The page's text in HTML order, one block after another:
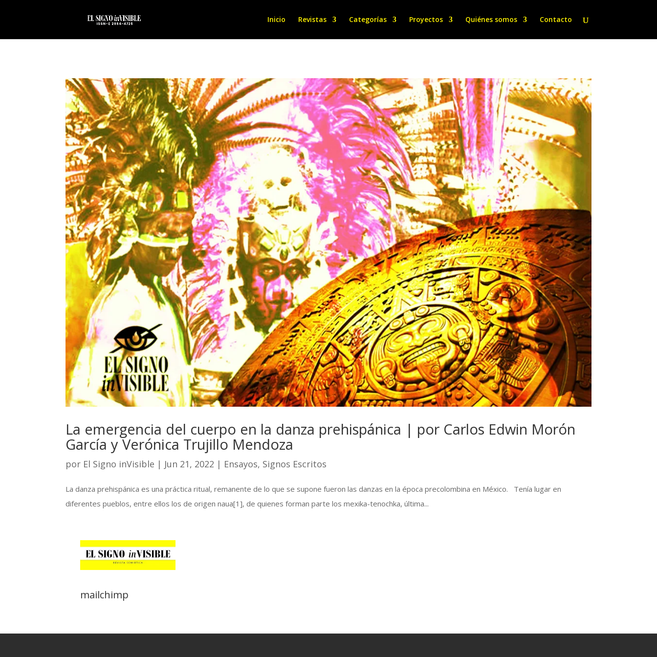
Inicio Revistas Categorías Proyectos Quiénes somos Contacto
La emergencia del cuerpo en la danza prehispánica | por Carlos Edwin Morón
García y Verónica Trujillo Mendoza
por El Signo inVisible | Jun 21, 2022 | Ensayos, Signos Escritos
La danza prehispánica es una práctica ritual, remanente de lo que se supone fueron las danzas en la época precolombina en México. Tenía lugar en
diferentes pueblos, entre ellos los de origen naua[1], de quienes forman parte los mexika-tenochka, última...
mailchimp